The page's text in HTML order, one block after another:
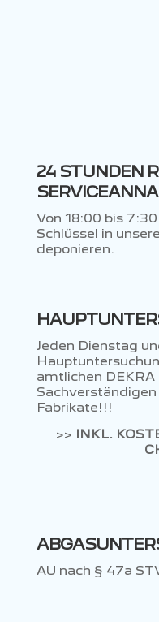
24 STUNDEN
Von 18:00 bis
Schlüssel in
deponieren.
Jeden Dienstag
amtlichen DEKRA
Fabrikate!!!
>> INKL.
AU nach § 47a